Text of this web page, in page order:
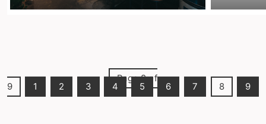
Page 8 of
9 1 2 3 4 5 6 7 8 9